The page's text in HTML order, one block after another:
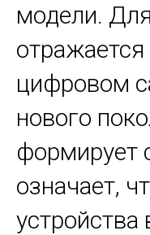
модели.
отражается
цифровом
нового
формирует
означает,
устройства